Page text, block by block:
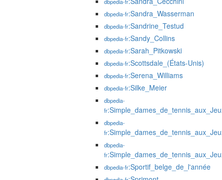
dbpedia-fr:Sandra_Wasserman
dbpedia-fr:Sandrine_Testud
dbpedia-fr:Sandy_Collins
dbpedia-fr:Sarah_Pitkowski
dbpedia-fr:Scottsdale_(États-Unis)
dbpedia-fr:Serena_Williams
dbpedia-fr:Silke_Meier
dbpedia-
fr
dbpedia-
fr
dbpedia-
fr
dbpedia-fr:Sportif_belge_de_l'année